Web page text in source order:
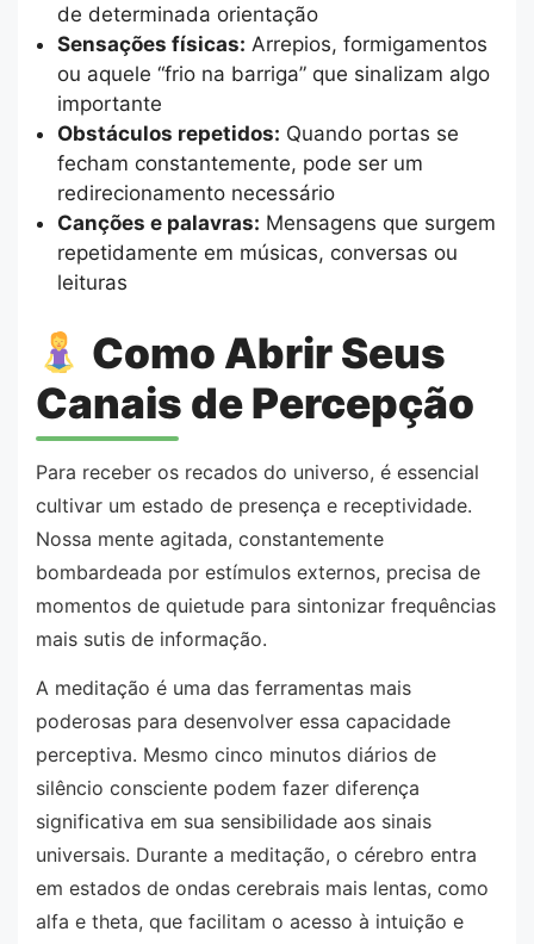
de determinada orientação
Sensações físicas: Arrepios, formigamentos
ou aquele “frio na barriga” que sinalizam algo
importante
Obstáculos repetidos: Quando portas se
fecham constantemente, pode ser um
redirecionamento necessário
Canções e palavras: Mensagens que surgem
repetidamente em músicas, conversas ou
leituras
Como Abrir Seus
Canais de Percepção
Para receber os recados do universo, é essencial
cultivar um estado de presença e receptividade.
Nossa mente agitada, constantemente
bombardeada por estímulos externos, precisa de
momentos de quietude para sintonizar frequências
mais sutis de informação.
A meditação é uma das ferramentas mais
poderosas para desenvolver essa capacidade
perceptiva. Mesmo cinco minutos diários de
silêncio consciente podem fazer diferença
significativa em sua sensibilidade aos sinais
universais. Durante a meditação, o cérebro entra
em estados de ondas cerebrais mais lentas, como
alfa e theta, que facilitam o acesso à intuição e